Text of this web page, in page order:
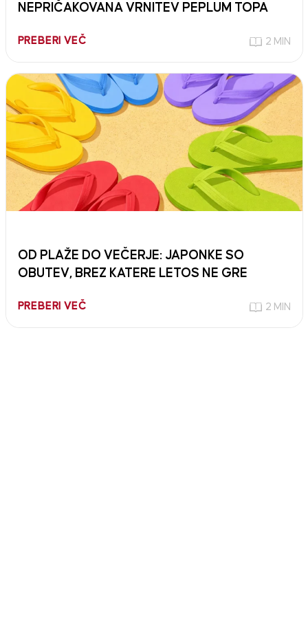
NEPRIČAKOVANA VRNITEV PEPLUM TOPA
PREBERI VEČ 2 MIN
OD PLAŽE DO VEČERJE: JAPONKE SO
OBUTEV, BREZ KATERE LETOS NE GRE
PREBERI VEČ 2 MIN